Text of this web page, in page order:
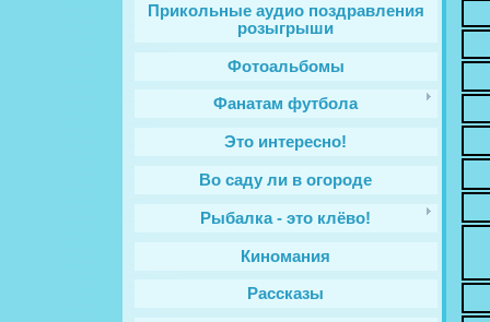
Прикольные аудио поздравления
розыгрыши
Фотоальбомы
Фанатам футбола
Это интересно!
Во саду ли в огороде
Рыбалка - это клёво!
Киномания
Рассказы